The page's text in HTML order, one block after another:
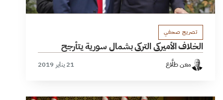
تصريح صحفي
الخلاف الأميركي التركي بشمال سورية يتأرجح
معن طلَّاع 21 يناير 2019